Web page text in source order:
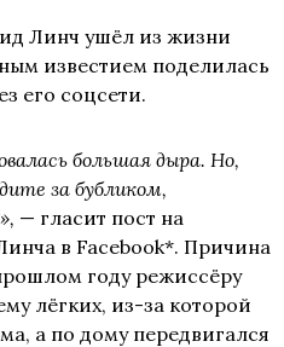
Линч ушёл из жизни
известием поделилась
его соцсети.
большая дыра. Но,
за бубликом,
— гласит пост на
в Facebook*. Причина
году режиссёру
лёгких, из-за которой
а по дому передвигался